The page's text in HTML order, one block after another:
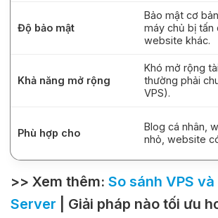
Độ bảo mật
Bảo mật cơ
máy chủ bị tấn
website khác.
Khả năng mở rộng
Khó mở rộng
thường phải
VPS).
Phù hợp cho
Blog cá nhân,
nhỏ, website
>> Xem thêm: So sánh VPS
Server | Giải pháp nào tối ưu